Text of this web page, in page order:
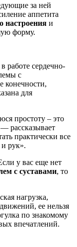
за ней
аппетита
настроения и
форму.
работе сердечно-
с
конечности,
для
простоту – это
рассказывает
практически все
рук».
у вас еще нет
с суставами, то
нагрузка,
ее нельзя
по знакомому
впечатлений.